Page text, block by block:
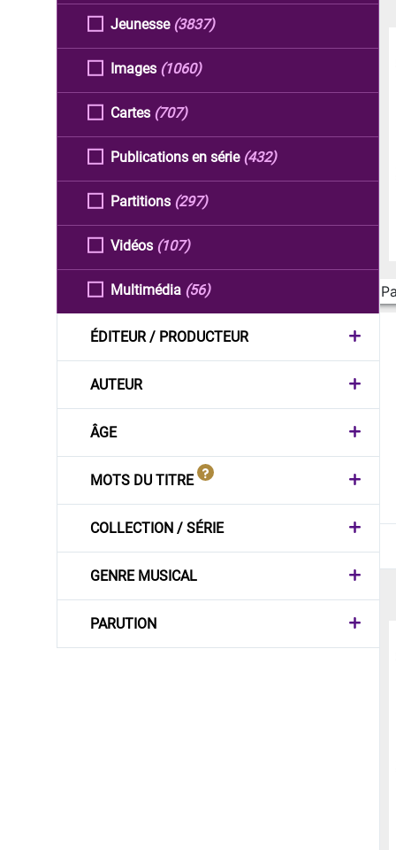
Jeunesse (3837)
Images (1060)
Cartes (707)
Publications en série (432)
Partitions (297)
Vidéos (107)
Multimédia (56)
ÉDITEUR / PRODUCTEUR
AUTEUR
ÂGE
MOTS DU TITRE
COLLECTION / SÉRIE
GENRE MUSICAL
PARUTION